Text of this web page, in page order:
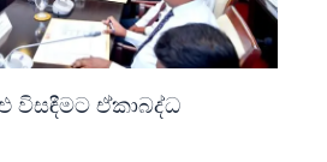
විසඳීමට ඒකාබද්ධ